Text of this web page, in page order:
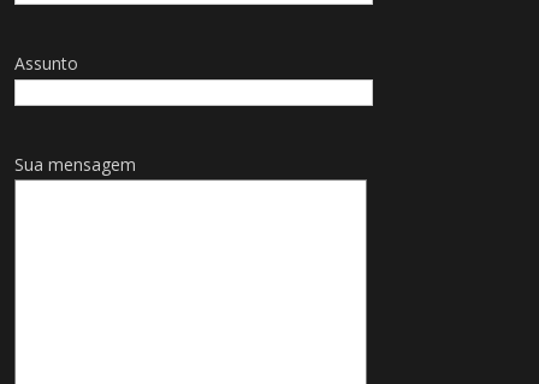
Assunto
Sua mensagem